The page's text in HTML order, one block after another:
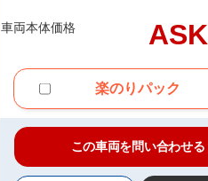
車両本体価格 ASK
楽のりパック
この車両を問い合わせる